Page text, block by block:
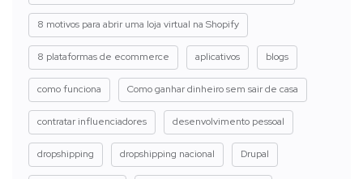
8 motivos para abrir uma loja virtual na Shopify
8 plataformas de ecommerce aplicativos blogs
como funciona Como ganhar dinheiro sem sair de casa
contratar influenciadores desenvolvimento pessoal
dropshipping dropshipping nacional Drupal